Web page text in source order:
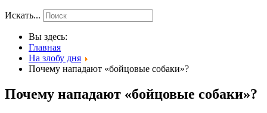
Искать...
Вы здесь:
Главная
На злобу дня
Почему нападают «бойцовые собаки»?
Почему нападают «бойцовые собаки»?